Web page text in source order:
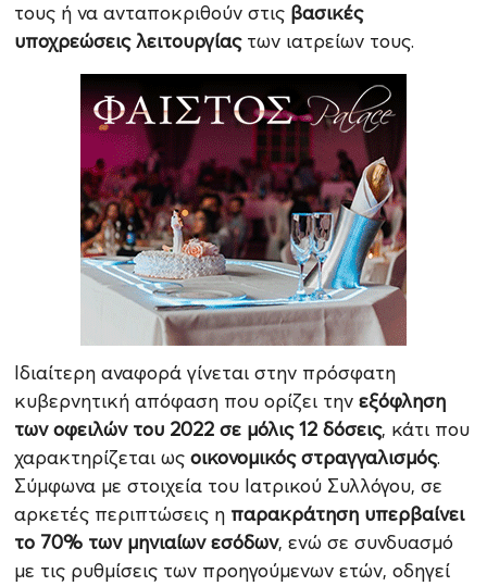
τους ή να ανταποκριθούν στις βασικές
υποχρεώσεις λειτουργίαςτων ιατρείων τους.
Ιδιαίτερη αναφορά γίνεται στην πρόσφατη
κυβερνητική απόφαση που ορίζει την εξόφληση
των οφειλών του 2022 σε μόλις 12 δόσεις, κάτι που
χαρακτηρίζεται ως οικονομικός στραγγαλισμός.
Σύμφωνα με στοιχεία του Ιατρικού Συλλόγου, σε
αρκετές περιπτώσεις η παρακράτηση υπερβαίνει
το 70% των μηνιαίων εσόδων, ενώ σε συνδυασμό
με τις ρυθμίσεις των προηγούμενων ετών, οδηγεί